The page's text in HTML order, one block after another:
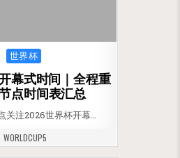
Posted in
世界杯
幕式时间｜全程重
点时间表汇总
关注2026世界杯开幕…
WORLDCUP5